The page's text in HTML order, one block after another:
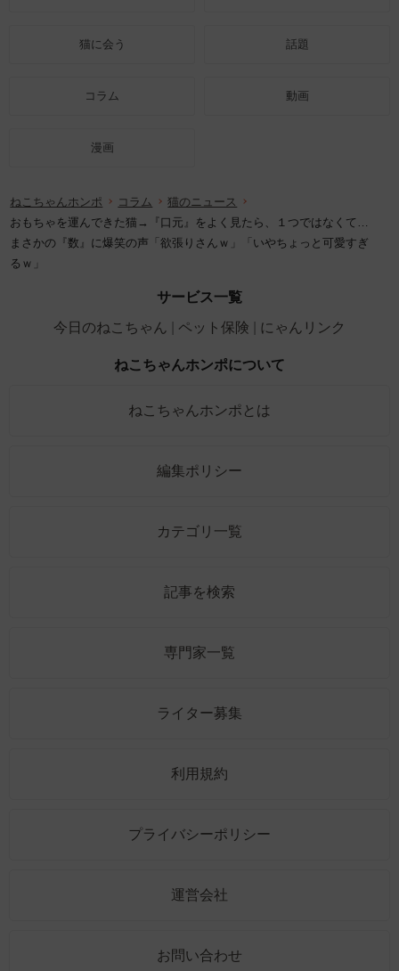
猫に会う 話題
コラム 動画
漫画
ねこちゃんホンポ コラム
猫のニュース
おもちゃを運んできた猫→『口元』をよく見たら、１つではなくて…
まさかの『数』に爆笑の声「欲張りさんｗ」「いやちょっと可愛すぎ
るｗ」
サービス一覧
今日のねこちゃん
ペット保険 にゃんリンク
ねこちゃんホンポについて
ねこちゃんホンポとは
編集ポリシー
カテゴリ一覧
記事を検索
専門家一覧
ライター募集
利用規約
プライバシーポリシー
運営会社
お問い合わせ